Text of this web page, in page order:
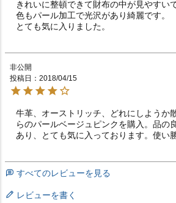
きれいに整頓できて財布の中が見やすいで
色もパール加工で光沢があり綺麗です。
非公開
投稿日
2018/04/15
牛革、オーストリッチ、どれにしようか
らのパールベージュピンクを購入。品の
あり、とても気に入っております。使い
すべてのレビューを見る
レビューを書く